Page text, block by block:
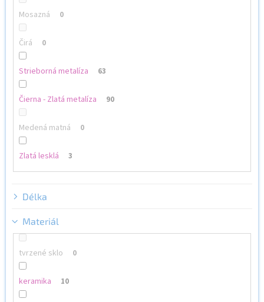
Mosazná 0
Čirá 0
Strieborná metalíza 63
Čierna - Zlatá metalíza 90
Medená matná 0
Zlatá lesklá 3
Délka
Materiál
tvrzené sklo 0
keramika 10